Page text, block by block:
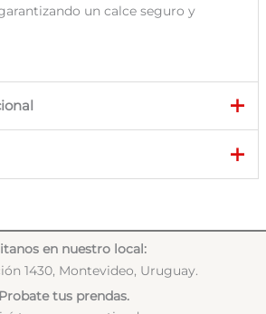
un calce seguro y
que hayan comprado este
una valoración.
en nuestro local:
1430, Montevideo, Uruguay.
Probate tus prendas.